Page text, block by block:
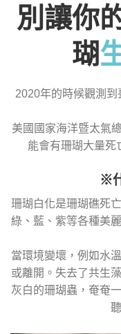
別讓你
瑚
2020年的時候觀測
美國國家海洋暨太氣
能會有珊瑚大量死
※
珊瑚白化是珊瑚礁死
綠、藍、紫等各種美
當環境變壞，例如水
或離開。失去了共生
灰白的珊瑚蟲，奄奄